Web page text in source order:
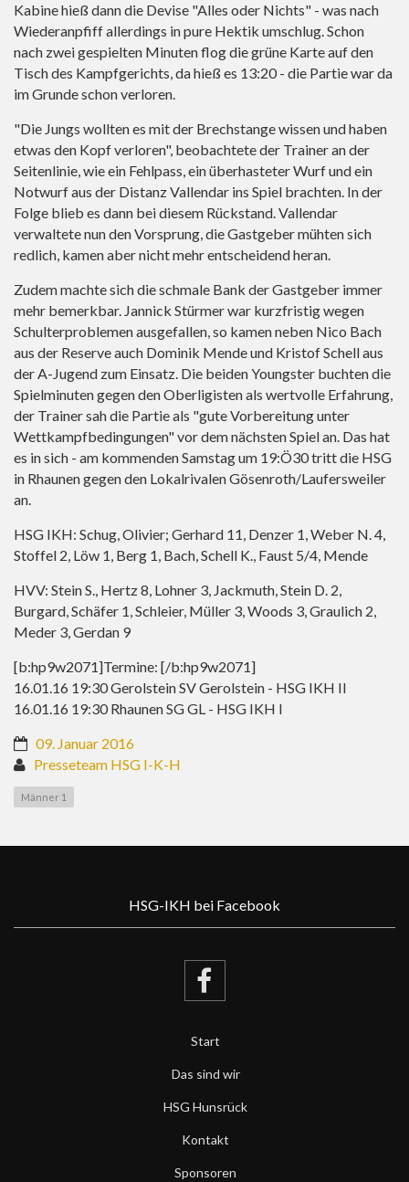
Kabine hieß dann die Devise "Alles oder Nichts" - was nach
Wiederanpfiff allerdings in pure Hektik umschlug. Schon
nach zwei gespielten Minuten flog die grüne Karte auf den
Tisch des Kampfgerichts, da hieß es 13:20 - die Partie war da
im Grunde schon verloren.
"Die Jungs wollten es mit der Brechstange wissen und haben
etwas den Kopf verloren", beobachtete der Trainer an der
Seitenlinie, wie ein Fehlpass, ein überhasteter Wurf und ein
Notwurf aus der Distanz Vallendar ins Spiel brachten. In der
Folge blieb es dann bei diesem Rückstand. Vallendar
verwaltete nun den Vorsprung, die Gastgeber mühten sich
redlich, kamen aber nicht mehr entscheidend heran.
Zudem machte sich die schmale Bank der Gastgeber immer
mehr bemerkbar. Jannick Stürmer war kurzfristig wegen
Schulterproblemen ausgefallen, so kamen neben Nico Bach
aus der Reserve auch Dominik Mende und Kristof Schell aus
der A-Jugend zum Einsatz. Die beiden Youngster buchten die
Spielminuten gegen den Oberligisten als wertvolle Erfahrung,
der Trainer sah die Partie als "gute Vorbereitung unter
Wettkampfbedingungen" vor dem nächsten Spiel an. Das hat
es in sich - am kommenden Samstag um 19:Ö30 tritt die HSG
in Rhaunen gegen den Lokalrivalen Gösenroth/Laufersweiler
an.
HSG IKH: Schug, Olivier; Gerhard 11, Denzer 1, Weber N. 4,
Stoffel 2, Löw 1, Berg 1, Bach, Schell K., Faust 5/4, Mende
HVV: Stein S., Hertz 8, Lohner 3, Jackmuth, Stein D. 2,
Burgard, Schäfer 1, Schleier, Müller 3, Woods 3, Graulich 2,
Meder 3, Gerdan 9
[b:hp9w2071]Termine: [/b:hp9w2071]
16.01.16 19:30 Gerolstein SV Gerolstein - HSG IKH II
16.01.16 19:30 Rhaunen SG GL - HSG IKH I
09. Januar 2016
Presseteam HSG I-K-H
Männer 1
HSG-IKH bei Facebook
Start
Das sind wir
HSG Hunsrück
Kontakt
Sponsoren